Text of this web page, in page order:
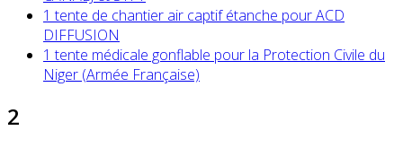
1 tente de chantier air captif étanche pour ACD
DIFFUSION
1 tente médicale gonflable pour la Protection Civile du
Niger (Armée Française)
2